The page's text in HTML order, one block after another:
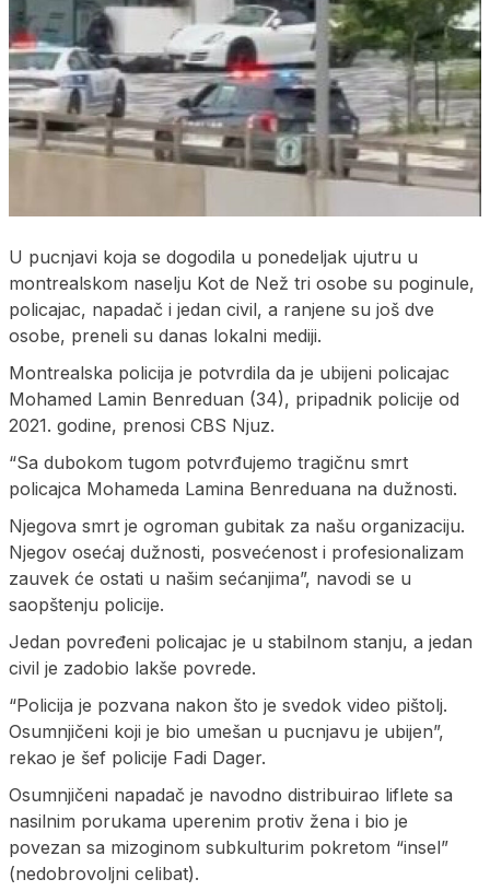
U pucnjavi koja se dogodila u ponedeljak ujutru u
montrealskom naselju Kot de Než tri osobe su poginule,
policajac, napadač i jedan civil, a ranjene su još dve
osobe, preneli su danas lokalni mediji.
Montrealska policija je potvrdila da je ubijeni policajac
Mohamed Lamin Benreduan (34), pripadnik policije od
2021. godine, prenosi CBS Njuz.
“Sa dubokom tugom potvrđujemo tragičnu smrt
policajca Mohameda Lamina Benreduana na dužnosti.
Njegova smrt je ogroman gubitak za našu organizaciju.
Njegov osećaj dužnosti, posvećenost i profesionalizam
zauvek će ostati u našim sećanjima”, navodi se u
saopštenju policije.
Jedan povređeni policajac je u stabilnom stanju, a jedan
civil je zadobio lakše povrede.
“Policija je pozvana nakon što je svedok video pištolj.
Osumnjičeni koji je bio umešan u pucnjavu je ubijen”,
rekao je šef policije Fadi Dager.
Osumnjičeni napadač je navodno distribuirao liflete sa
nasilnim porukama uperenim protiv žena i bio je
povezan sa mizoginom subkulturim pokretom “insel”
(nedobrovoljni celibat).